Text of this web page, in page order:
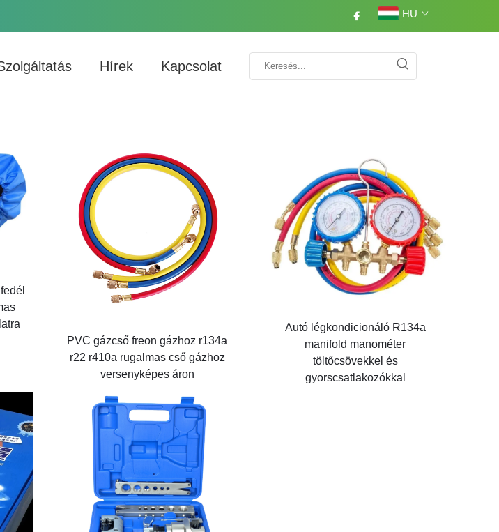
HU
Hírek Kapcsolat
PVC gázcső freon gázhoz r134a
r22 r410a rugalmas cső gázhoz
versenyképes áron
Autó légkondicionáló R134a
manifold manométer
töltőcsövekkel és
gyorscsatlakozókkal